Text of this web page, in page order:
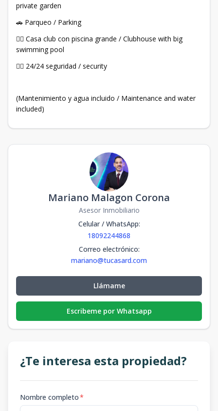
private garden
🚗 Parqueo / Parking
🏊‍♂️ Casa club con piscina grande / Clubhouse with big
swimming pool
👮‍♂️ 24/24 seguridad / security
(Mantenimiento y agua incluido / Maintenance and water
included)
Mariano Malagon Corona
Asesor Inmobiliario
Celular / WhatsApp:
18092244868
Correo electrónico:
mariano@tucasard.com
Llámame
Escribeme por Whatsapp
¿Te interesa esta propiedad?
Nombre completo*